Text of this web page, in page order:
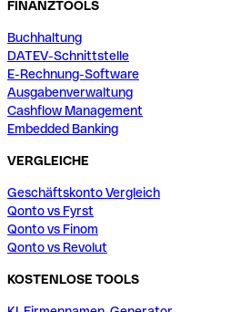
FINANZTOOLS
Buchhaltung
DATEV-Schnittstelle
E-Rechnung-Software
Ausgabenverwaltung
Cashflow Management
Embedded Banking
VERGLEICHE
Geschäftskonto Vergleich
Qonto vs Fyrst
Qonto vs Finom
Qonto vs Revolut
KOSTENLOSE TOOLS